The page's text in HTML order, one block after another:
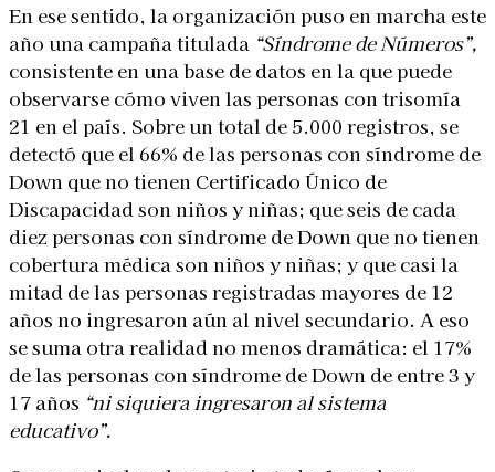
En ese sentido, la organización puso en marcha este
año una campaña titulada “Síndrome de Números”,
consistente en una base de datos en la que puede
observarse cómo viven las personas con trisomía
21 en el país. Sobre un total de 5.000 registros, se
detectó que el 66% de las personas con síndrome de
Down que no tienen Certificado Único de
Discapacidad son niños y niñas; que seis de cada
diez personas con síndrome de Down que no tienen
cobertura médica son niños y niñas; y que casi la
mitad de las personas registradas mayores de 12
años no ingresaron aún al nivel secundario. A eso
se suma otra realidad no menos dramática: el 17%
de las personas con síndrome de Down de entre 3 y
17 años “ni siquiera ingresaron al sistema
educativo”.